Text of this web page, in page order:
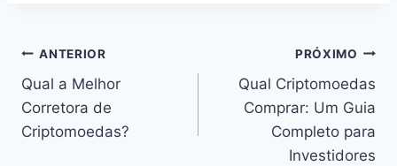
Navegação
de
Post
ANTERIOR
Qual a Melhor
Corretora de
Criptomoedas?
PRÓXIMO
Qual Criptomoedas
Comprar: Um Guia
Completo para
Investidores